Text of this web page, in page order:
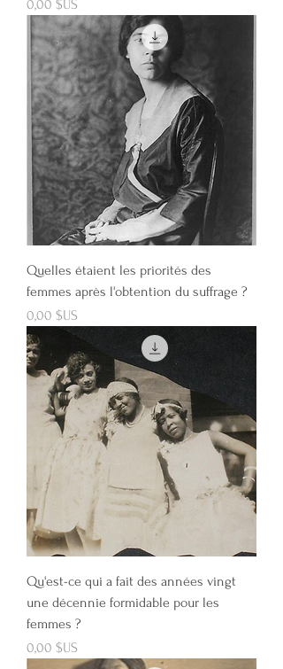
Prix
0,00 $US
Quelles étaient les priorités des
femmes après l'obtention du suffrage ?
Prix
0,00 $US
Qu'est-ce qui a fait des années vingt
une décennie formidable pour les
femmes ?
Prix
0,00 $US